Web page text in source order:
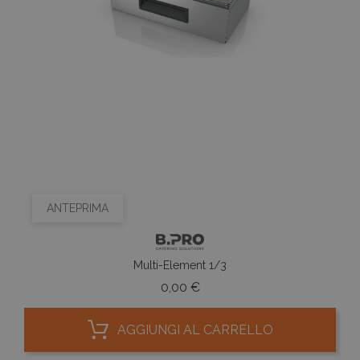
ANTEPRIMA
Multi-Element 1/3
0,00 €Prezzo
AGGIUNGI AL CARRELLO